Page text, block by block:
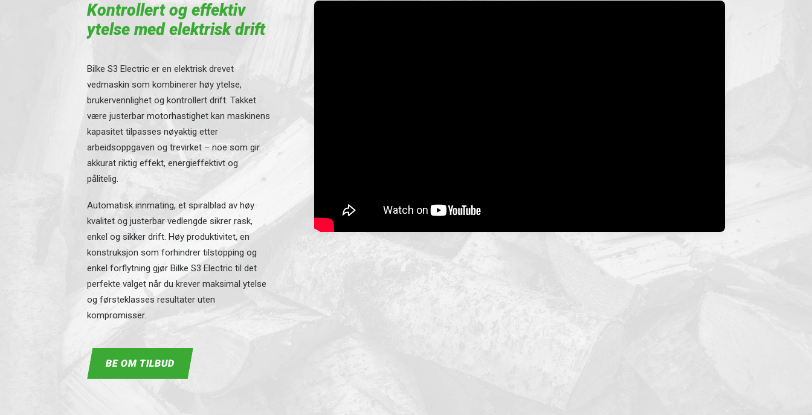
Kontrollert og effektiv
ytelse med elektrisk drift
Bilke S3 Electric er en elektrisk drevet
vedmaskin som kombinerer høy ytelse,
brukervennlighet og kontrollert drift. Takket
være justerbar motorhastighet kan maskinens
kapasitet tilpasses nøyaktig etter
arbeidsoppgaven og trevirket – noe som gir
akkurat riktig effekt, energieffektivt og
pålitelig.
Automatisk innmating, et spiralblad av høy
kvalitet og justerbar vedlengde sikrer rask,
enkel og sikker drift. Høy produktivitet, en
konstruksjon som forhindrer tilstopping og
enkel forflytning gjør Bilke S3 Electric til det
perfekte valget når du krever maksimal ytelse
og førsteklasses resultater uten
kompromisser.
BE OM TILBUD